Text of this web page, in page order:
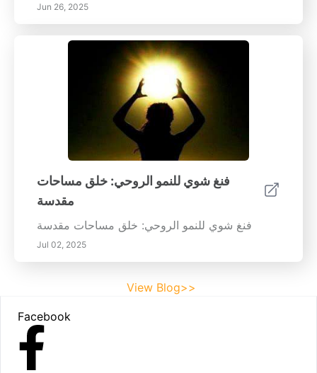
Jun 26, 2025
فنغ شوي للنمو الروحي: خلق مساحات
مقدسة
فنغ شوي للنمو الروحي: خلق مساحات مقدسة
Jul 02, 2025
View Blog>>
Facebook